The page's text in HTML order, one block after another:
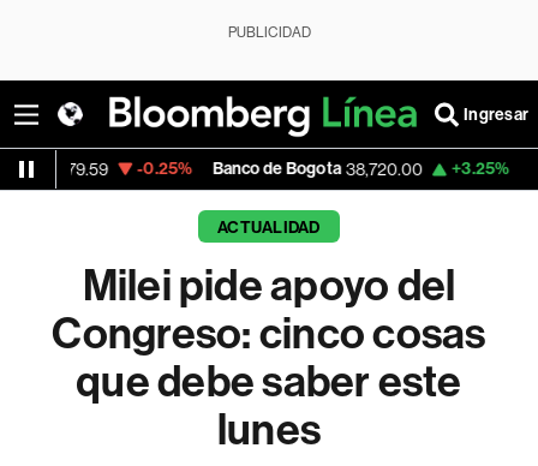
PUBLICIDAD
Ingresar
-0.25% Banco de Bogota 38,720.00 +3.25% Apple 308.63
ACTUALIDAD
Milei pide apoyo del
Congreso: cinco cosas
que debe saber este
lunes